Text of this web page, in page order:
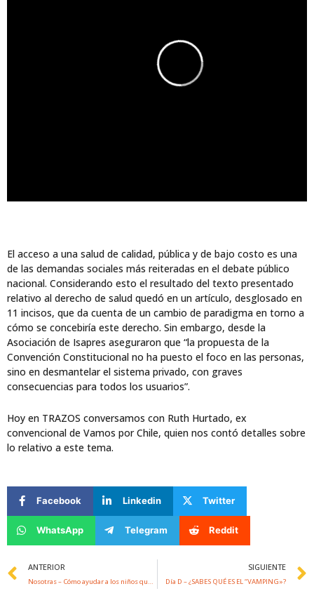
El acceso a una salud de calidad, pública y de bajo costo es una
de las demandas sociales más reiteradas en el debate público
nacional. Considerando esto el resultado del texto presentado
relativo al derecho de salud quedó en un artículo, desglosado en
11 incisos, que da cuenta de un cambio de paradigma en torno a
cómo se concebiría este derecho. Sin embargo, desde la
Asociación de Isapres aseguraron que “la propuesta de la
Convención Constitucional no ha puesto el foco en las personas,
sino en desmantelar el sistema privado, con graves
consecuencias para todos los usuarios”.
Hoy en TRAZOS conversamos con Ruth Hurtado, ex
convencional de Vamos por Chile, quien nos contó detalles sobre
lo relativo a este tema.
Facebook Linkedin Twitter
WhatsApp Telegram Reddit
Prev
ANTERIOR
Nosotras – Cómo ayudar a los niños que son víctimas de hechos delictuales.
SIGUIENTE
Día D – ¿SABES QUÉ ES EL “VAMPING»?